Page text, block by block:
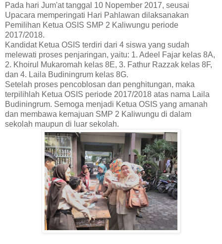
Pada hari Jum'at tanggal 10 Nopember 2017, seusai
Upacara memperingati Hari Pahlawan dilaksanakan
Pemilihan Ketua OSIS SMP 2 Kaliwungu periode
2017/2018.
Kandidat Ketua OSIS terdiri dari 4 siswa yang sudah
melewati proses penjaringan, yaitu: 1. Adeel Fajar kelas 8A,
2. Khoirul Mukaromah kelas 8E, 3. Fathur Razzak kelas 8F,
dan 4. Laila Budiningrum kelas 8G.
Setelah proses pencoblosan dan penghitungan, maka
terpilihlah Ketua OSIS periode 2017/2018 atas nama Laila
Budiningrum. Semoga menjadi Ketua OSIS yang amanah
dan membawa kemajuan SMP 2 Kaliwungu di dalam
sekolah maupun di luar sekolah.